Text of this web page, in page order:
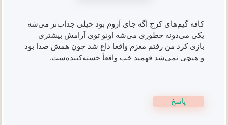
کافه گیم‌های کرج اگه جای آروم بود خیلی جذاب‌تر می‌شه
یکی می‌دونه چطوری می‌شه اونو توی آرامش بیشتری
بازی کرد من رفتم مغزم واقعا داغ شد چون همش صدا بود
و هیچی نمی‌شد فهمید خب واقعاً خسته‌کننده‌ست.
پاسخ